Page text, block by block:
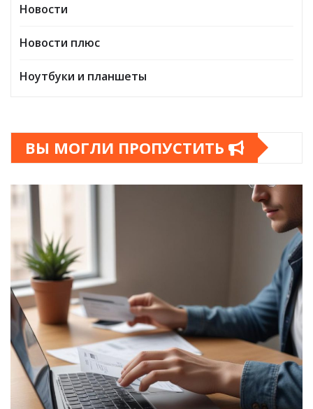
Новости
Новости плюс
Ноутбуки и планшеты
ВЫ МОГЛИ ПРОПУСТИТЬ